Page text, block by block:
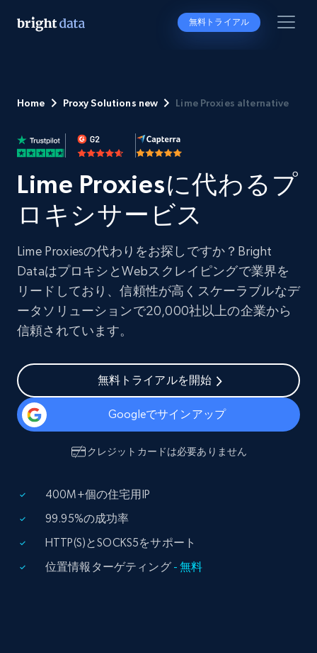
無料トライアル
Home Proxy Solutions new Lime Proxies alternative
Lime Proxiesに代わるプ
ロキシサービス
Lime Proxiesの代わりをお探しですか？Bright
DataはプロキシとWebスクレイピングで業界を
リードしており、信頼性が高くスケーラブルなデ
ータソリューションで20,000社以上の企業から
信頼されています。
無料トライアルを開始
Googleでサインアップ
クレジットカードは必要ありません
400M+個の住宅用IP
99.95%の成功率
HTTP(S)とSOCKS5をサポート
位置情報ターゲティング- 無料